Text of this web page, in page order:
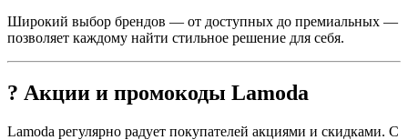
Широкий выбор брендов — от доступных до премиальных —
позволяет каждому найти стильное решение для себя.
? Акции и промокоды Lamoda
Lamoda регулярно радует покупателей акциями и скидками. С